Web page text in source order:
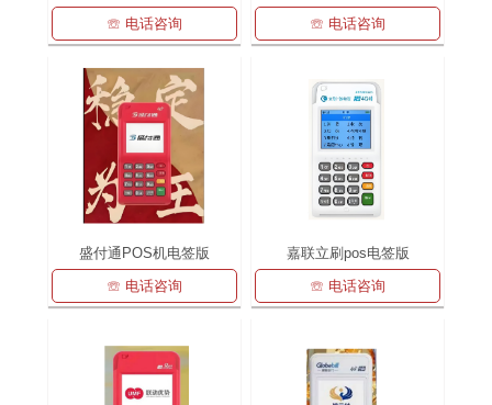
☏ 电话咨询
☏ 电话咨询
盛付通POS机电签版
☏ 电话咨询
嘉联立刷pos电签版
☏ 电话咨询